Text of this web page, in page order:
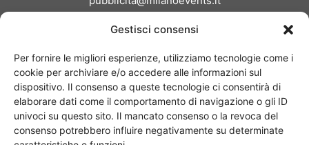
Gestisci consensi
Per fornire le migliori esperienze, utilizziamo tecnologie come i
cookie per archiviare e/o accedere alle informazioni sul
dispositivo. Il consenso a queste tecnologie ci consentirà di
elaborare dati come il comportamento di navigazione o gli ID
univoci su questo sito. Il mancato consenso o la revoca del
consenso potrebbero influire negativamente su determinate